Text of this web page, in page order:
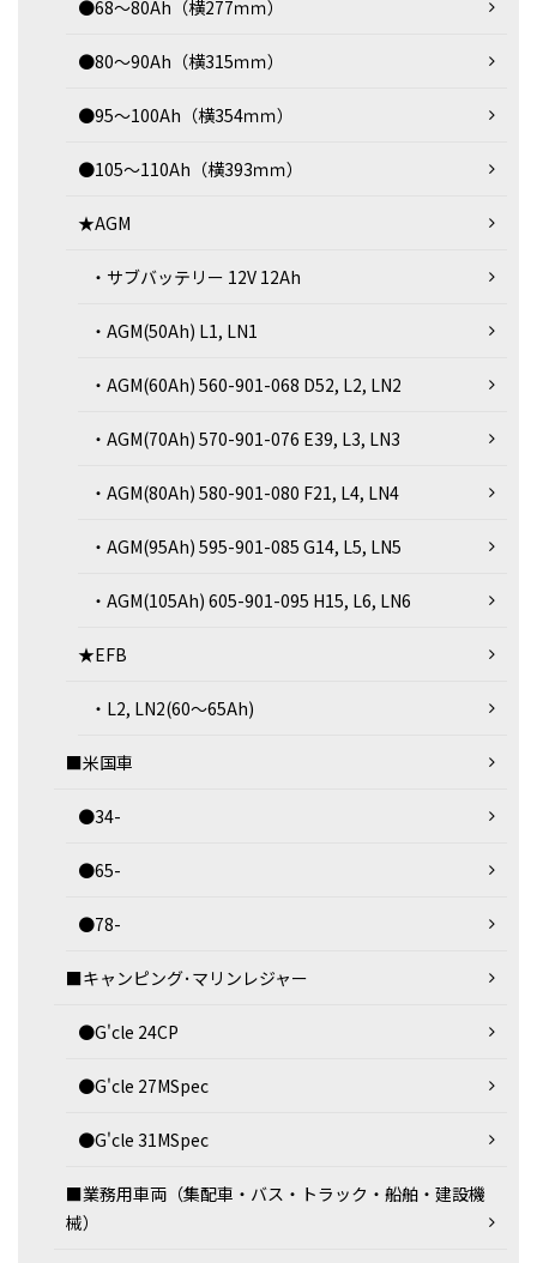
●68～80Ah（横277ｍｍ）
●80～90Ah（横315ｍｍ）
●95～100Ah（横354ｍｍ）
●105～110Ah（横393ｍｍ）
★AGM
・サブバッテリー 12V 12Ah
・AGM(50Ah) L1, LN1
・AGM(60Ah) 560-901-068 D52, L2, LN2
・AGM(70Ah) 570-901-076 E39, L3, LN3
・AGM(80Ah) 580-901-080 F21, L4, LN4
・AGM(95Ah) 595-901-085 G14, L5, LN5
・AGM(105Ah) 605-901-095 H15, L6, LN6
★EFB
・L2, LN2(60～65Ah)
■米国車
●34-
●65-
●78-
■キャンピング･マリンレジャー
●G'cle 24CP
●G'cle 27MSpec
●G'cle 31MSpec
■業務用車両（集配車・バス・トラック・船舶・建設機
械）